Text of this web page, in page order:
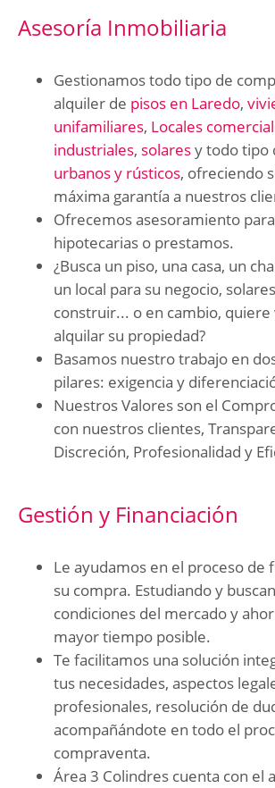
Asesoría Inmobiliaria
Gestionamos todo tipo de
alquiler de pisos en Laredo,
unifamiliares, Locales
industriales, solaresy todo tipo
urbanos y rústicos, ofreciendo
máxima garantía a nuestros
Ofrecemos asesoramiento
hipotecarias o prestamos.
¿Busca un piso, una casa, un
un local para su negocio,
construir... o en cambio,
alquilar su propiedad?
Basamos nuestro trabajo en
pilares: exigencia y
Nuestros Valores son el
con nuestros clientes,
Discreción, Profesionalidad y
Gestión y Financiación
Le ayudamos en el proceso de
su compra. Estudiando y
condiciones del mercado y
mayor tiempo posible.
Te facilitamos una solución
tus necesidades, aspectos
profesionales, resolución de
acompañándote en todo el
compraventa.
Área 3 Colindres cuenta con el